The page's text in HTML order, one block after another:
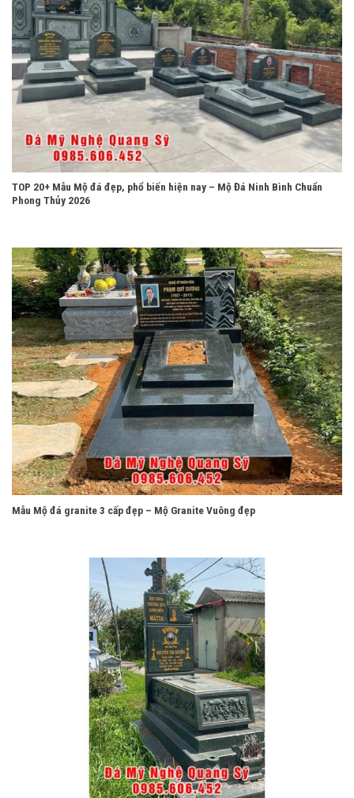
TOP 20+ Mẫu Mộ đá đẹp, phổ biến hiện nay – Mộ Đá Ninh Bình Chuẩn
Phong Thủy 2026
Mẫu Mộ đá granite 3 cấp đẹp – Mộ Granite Vuông đẹp